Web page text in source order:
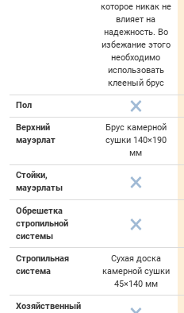
которое никак не
влияет на
надежность. Во
избежание этого
необходимо
использовать
клееный брус
Пол
Верхний
мауэрлат
Брус камерной
сушки 140×190
мм
Стойки,
мауэрлаты
Обрешетка
стропильной
системы
Стропильная
система
Сухая доска
камерной сушки
45×140 мм
Хозяйственный